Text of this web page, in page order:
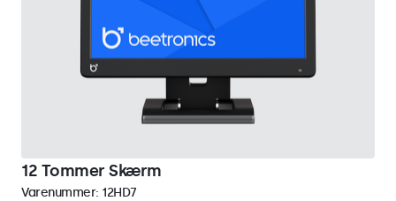
12 Tommer Skærm
Varenummer: 12HD7